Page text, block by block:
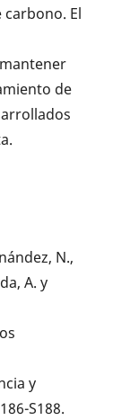
El
de
N.,
A. y
y
S188.